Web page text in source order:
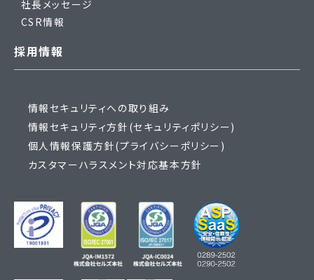
社長メッセージ
CSR情報
採用情報
情報セキュリティへの取り組み
情報セキュリティ方針(セキュリティポリシー)
個人情報保護方針(プライバシーポリシー)
カスタマーハラスメント対応基本方針